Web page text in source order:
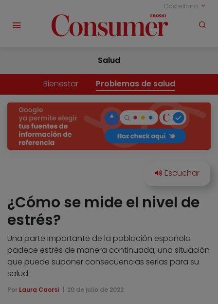
Castellano
Salud
Bienestar Problemas de salud
¿Cómo se mide el nivel de
estrés?
Una parte importante de la población española
padece estrés de manera continuada, una situación
que puede suponer consecuencias serias para su
salud
Por Laura Caorsi 20 de julio de 2022